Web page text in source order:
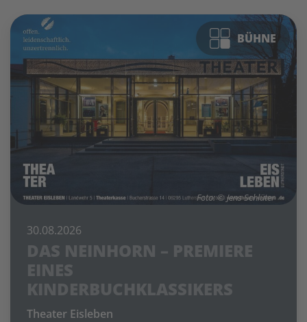
BÜHNE
Foto: © Jens Schlüter
30.08.2026
DAS NEINHORN – PREMIERE
EINES
KINDERBUCHKLASSIKERS
Theater Eisleben